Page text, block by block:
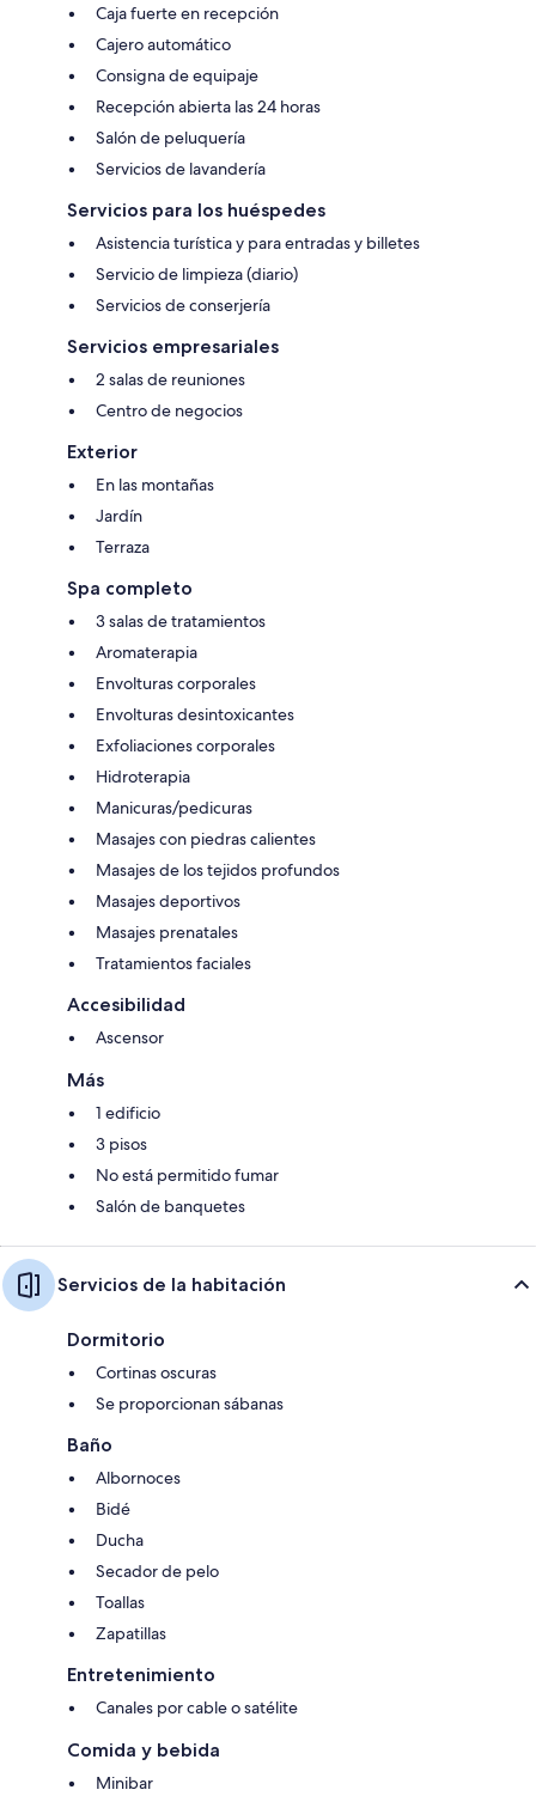
Caja fuerte en recepción
Cajero automático
Consigna de equipaje
Recepción abierta las 24 horas
Salón de peluquería
Servicios de lavandería
Servicios para los huéspedes
Asistencia turística y para entradas y billetes
Servicio de limpieza (diario)
Servicios de conserjería
Servicios empresariales
2 salas de reuniones
Centro de negocios
Exterior
En las montañas
Jardín
Terraza
Spa completo
3 salas de tratamientos
Aromaterapia
Envolturas corporales
Envolturas desintoxicantes
Exfoliaciones corporales
Hidroterapia
Manicuras/pedicuras
Masajes con piedras calientes
Masajes de los tejidos profundos
Masajes deportivos
Masajes prenatales
Tratamientos faciales
Accesibilidad
Ascensor
Más
1 edificio
3 pisos
No está permitido fumar
Salón de banquetes
Servicios de la habitación
Dormitorio
Cortinas oscuras
Se proporcionan sábanas
Baño
Albornoces
Bidé
Ducha
Secador de pelo
Toallas
Zapatillas
Entretenimiento
Canales por cable o satélite
Comida y bebida
Minibar